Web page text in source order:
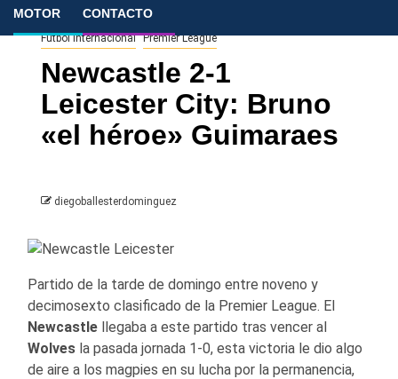
MOTOR CONTACTO
Fútbol Internacional Premier League
Newcastle 2-1
Leicester City: Bruno
«el héroe» Guimaraes
diegoballesterdominguez
Partido de la tarde de domingo entre noveno y
decimosexto clasificado de la Premier League. El
Newcastle llegaba a este partido tras vencer al
Wolves la pasada jornada 1-0, esta victoria le dio algo
de aire a los magpies en su lucha por la permanencia,